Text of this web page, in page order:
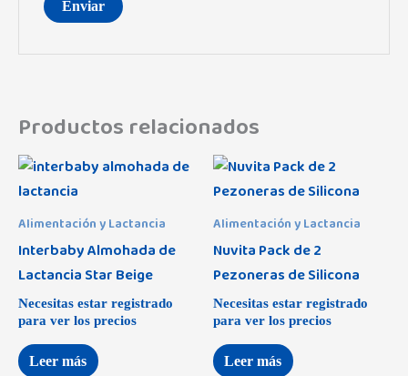
Productos relacionados
Alimentación y Lactancia
Interbaby Almohada de
Lactancia Star Beige
Necesitas estar registrado
para ver los precios
Leer más
Alimentación y Lactancia
Nuvita Pack de 2
Pezoneras de Silicona
Necesitas estar registrado
para ver los precios
Leer más